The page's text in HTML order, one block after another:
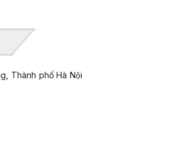
Thành phố Hà Nội